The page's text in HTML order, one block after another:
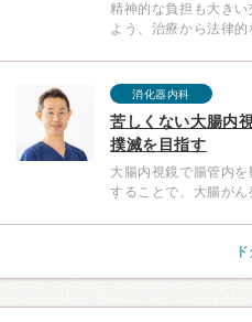
精神的な負担も大き
よう、治療から法律的
消化器内科
苦しくない大腸内
撲滅を目指す
大腸内視鏡で腸管内
することで、大腸がん